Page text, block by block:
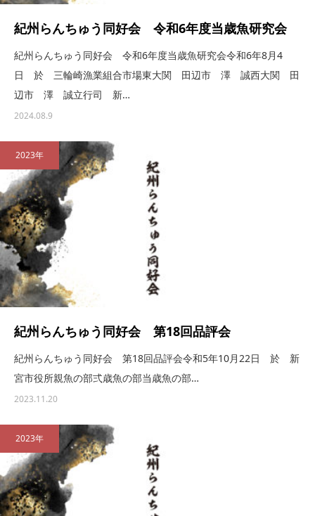
紀州らんちゅう同好会 令和6年度当歳魚研究会
紀州らんちゅう同好会 令和6年度当歳魚研究会令和6年8月4
日 於 三輪崎漁業組合市場東大関 田辺市 澤 誠西大関 田
辺市 澤 誠立行司 新…
2024.08.9
2023年
紀州らんちゅう同好会 第18回品評会
紀州らんちゅう同好会 第18回品評会令和5年10月22日 於 新
宮市役所親魚の部弍歳魚の部当歳魚の部…
2023.11.20
2023年